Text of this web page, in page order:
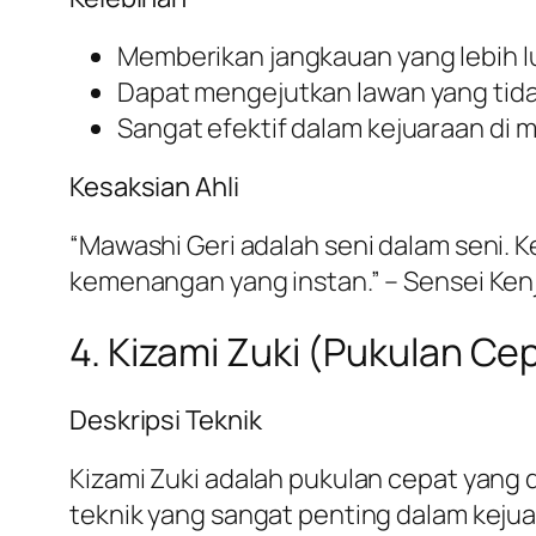
Memberikan jangkauan yang lebih
Dapat mengejutkan lawan yang
Sangat efektif dalam kejuaraan di
Kesaksian Ahli
“Mawashi Geri adalah seni dalam
kemenangan yang instan.” – Sensei
4. Kizami Zuki (Pukulan
Deskripsi Teknik
Kizami Zuki adalah pukulan cepat
teknik yang sangat penting dalam